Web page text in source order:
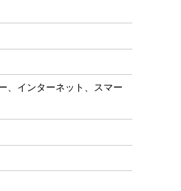
、インターネット、スマー